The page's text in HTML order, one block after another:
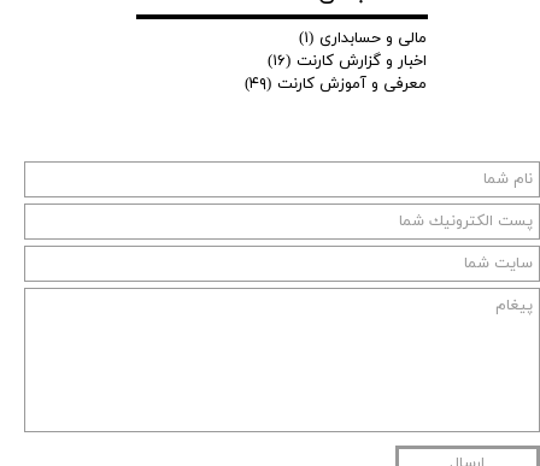
مالی و حسابداری (۱)
اخبار و گزارش کارنت (۱۶)
معرفی و آموزش کارنت (۴۹)